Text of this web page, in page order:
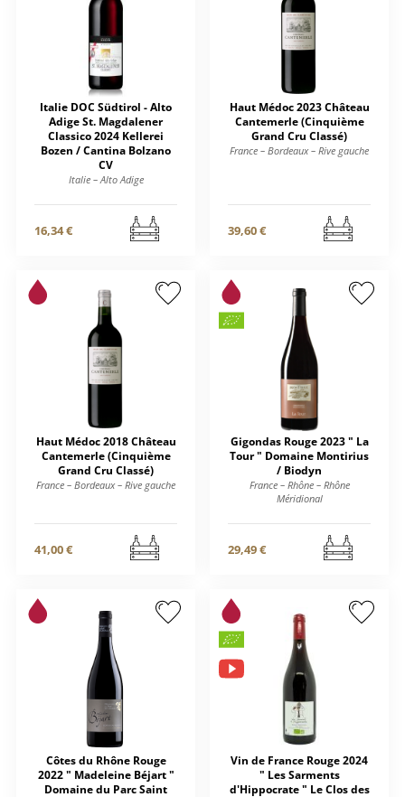
Italie DOC Südtirol - Alto
Adige St. Magdalener
Classico 2024 Kellerei
Bozen / Cantina Bolzano
CV
Italie – Alto Adige
16,34 €
Haut Médoc 2023 Château
Cantemerle (Cinquième
Grand Cru Classé)
France – Bordeaux – Rive gauche
39,60 €
Haut Médoc 2018 Château
Cantemerle (Cinquième
Grand Cru Classé)
France – Bordeaux – Rive gauche
41,00 €
Gigondas Rouge 2023 " La
Tour " Domaine Montirius
/ Biodyn
France – Rhône – Rhône
Méridional
29,49 €
Côtes du Rhône Rouge
2022 " Madeleine Béjart "
Domaine du Parc Saint
Vin de France Rouge 2024
" Les Sarments
d'Hippocrate " Le Clos des